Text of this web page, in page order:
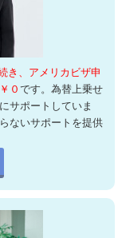
き、アメリカビザ申
０ です。為替上乗せ
サポートしていま
ないサポートを提供